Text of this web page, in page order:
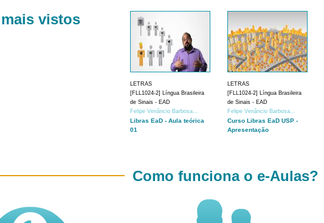
vistos
LETRAS
[FLL1024-2] Língua Brasileira
de Sinais - EAD
Felipe Venâncio Barbosa...
Libras EaD - Aula teórica
01
LETRAS
[FLL1024-2] Língua Brasileira
de Sinais - EAD
Felipe Venâncio Barbosa...
Curso Libras EaD USP -
Apresentação
Como funciona o e-Aulas?